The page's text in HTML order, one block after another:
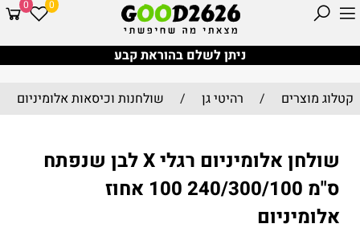
ניתן לשלם בהוראת קבע
0 0
קטלוג מוצרים / רהיטי גן / שולחנות וכיסאות אלומיניום
שולחן אלומיניום רגלי X לבן שנפתח
ס"מ 240/300/100 100 אחוז
אלומיניום